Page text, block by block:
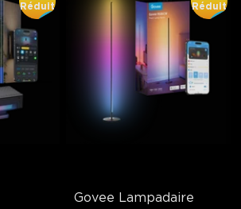
Réduit
Govee Lampadaire
Réduit